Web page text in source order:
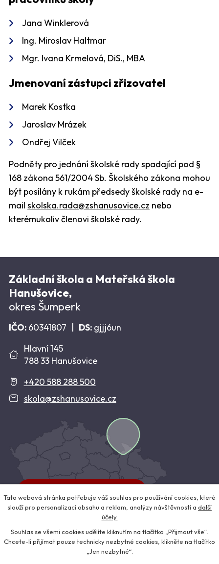
Tato webová stránka potřebuje váš souhlas pro používání cookies, které
slouží pro personalizaci obsahu a reklam, analýzy návštěvnosti a další
účely.
Souhlas se všemi cookies udělíte kliknutím na tlačítko „Přijmout vše“.
Chcete-li přijímat pouze technicky nezbytné cookies, klikněte na tlačítko
„Jen nezbytné“.
Jana Winklerová
Ing. Miroslav Haltmar
Mgr. Ivana Krmelová, DiS., MBA
Jmenovaní zástupci zřizovatel
Marek Kostka
Jaroslav Mrázek
Ondřej Vilček
Podněty pro jednání školské rady spadající pod §
168 zákona 561/2004 Sb. Školského zákona mohou
být posílány k rukám předsedy školské rady na e-
mail skolska.rada@zshanusovice.cz nebo
kterémukoliv členovi školské rady.
Základní škola a Mateřská škola
Hanušovice,
okres Šumperk
IČO: 60341807 DS: gjjj6un
Hlavní 145
788 33 Hanušovice
+420 588 288 500
skola@zshanusovice.cz
© 2026 Základní škola a Mateřská škola Hanušovice, okres Šumperk,
Kontaktovat webmastera,Prohlášení o přístupnosti,Mapa stránek
Tvorba webových stránek, Redakční systém IPO